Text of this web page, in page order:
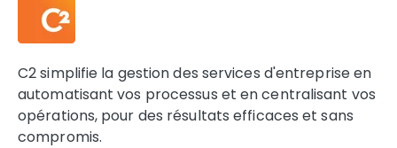
C2 simplifie la gestion des services d'entreprise en
automatisant vos processus et en centralisant vos
opérations, pour des résultats efficaces et sans
compromis.